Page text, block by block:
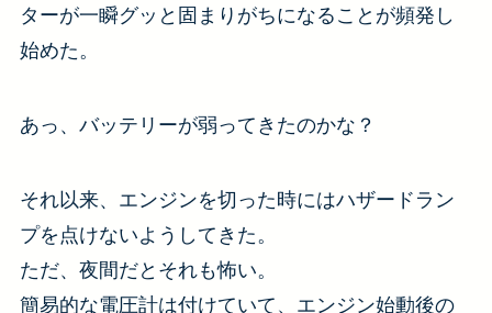
ターが一瞬グッと固まりがちになることが頻発し
始めた。
あっ、バッテリーが弱ってきたのかな？
それ以来、エンジンを切った時にはハザードラン
プを点けないようしてきた。
ただ、夜間だとそれも怖い。
簡易的な電圧計は付けていて、エンジン始動後の